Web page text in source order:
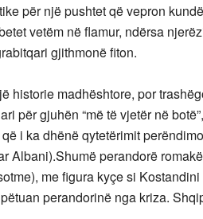
për një pushtet që vepron
vetëm në flamur, ndërsa
gjithmonë fiton.
historie madhështore, por
për gjuhën “më të vjetër në
i ka dhënë qytetërimit
Albani).Shumë perandorë
me figura kyçe si Kostandini
perandorinë nga kriza.